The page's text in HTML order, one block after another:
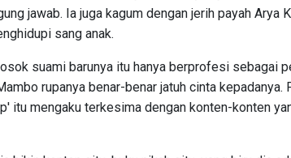
jawab. Ia juga kagum dengan jerih payah Arya
sang anak.
suami barunya itu hanya berprofesi sebagai
rupanya benar-benar jatuh cinta kepadanya.
itu mengaku terkesima dengan konten-konten